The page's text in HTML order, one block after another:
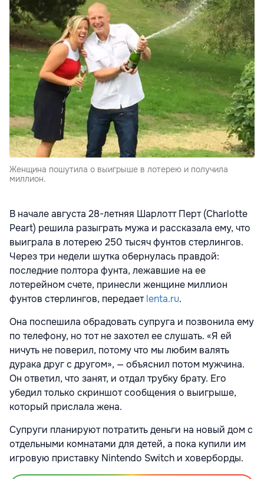
Женщина пошутила о выигрыше в лотерею и получила
миллион.
В начале августа 28-летняя Шарлотт Перт (Charlotte
Peart) решила разыграть мужа и рассказала ему, что
выиграла в лотерею 250 тысяч фунтов стерлингов.
Через три недели шутка обернулась правдой:
последние полтора фунта, лежавшие на ее
лотерейном счете, принесли женщине миллион
фунтов стерлингов, передаетlenta.ru.
Она поспешила обрадовать супруга и позвонила ему
по телефону, но тот не захотел ее слушать. «Я ей
ничуть не поверил, потому что мы любим валять
дурака друг с другом», — объяснил потом мужчина.
Он ответил, что занят, и отдал трубку брату. Его
убедил только скриншот сообщения о выигрыше,
который прислала жена.
Супруги планируют потратить деньги на новый дом с
отдельными комнатами для детей, а пока купили им
игровую приставку Nintendo Switch и ховерборды.